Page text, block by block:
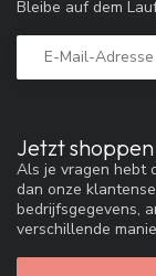
Jetzt shoppen
Als je vragen hebt
dan onze
bedrijfsgegevens,
verschillende
Bleibe auf dem